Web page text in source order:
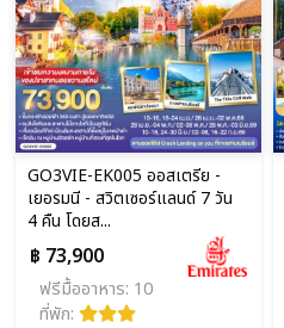
GO3VIE-EK005 ออสเตรีย -
เยอรมนี - สวิตเซอร์แลนด์ 7 วัน
4 คืน โดยส...
฿ 73,900
ฟรีมื้ออาหาร: 10
ที่พัก: